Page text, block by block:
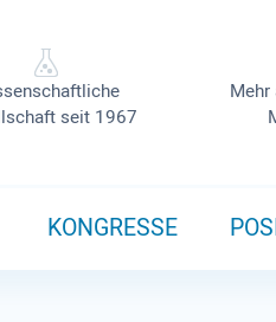
seit 1967
KONGRESSE